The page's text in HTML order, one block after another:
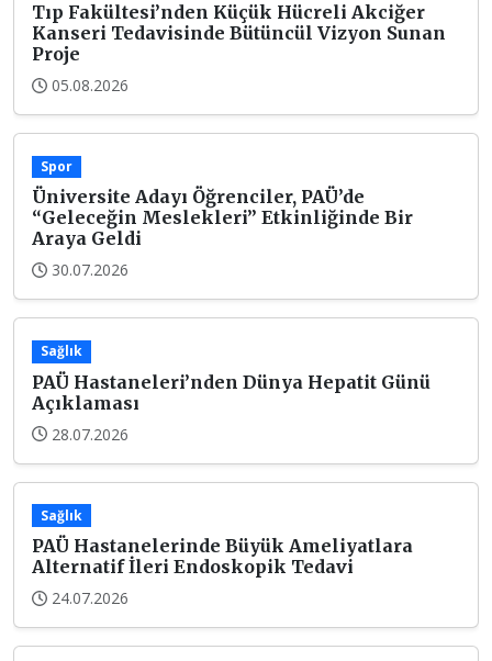
Tıp Fakültesi’nden Küçük Hücreli Akciğer
Kanseri Tedavisinde Bütüncül Vizyon Sunan
Proje
05.08.2026
Spor
Üniversite Adayı Öğrenciler, PAÜ’de
“Geleceğin Meslekleri” Etkinliğinde Bir
Araya Geldi
30.07.2026
Sağlık
PAÜ Hastaneleri’nden Dünya Hepatit Günü
Açıklaması
28.07.2026
Sağlık
PAÜ Hastanelerinde Büyük Ameliyatlara
Alternatif İleri Endoskopik Tedavi
24.07.2026